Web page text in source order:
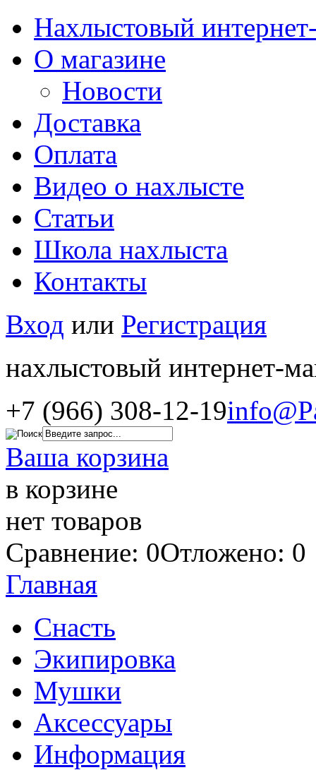
Нахлыстовый
О магазине
Новости
Доставка
Оплата
Видео о нахлысте
Статьи
Школа нахлыста
Контакты
Вход или Регистрация
нахлыстовый интернет-
+7 (966) 308-12-19
Ваша корзина
в корзине
нет товаров
Сравнение: 0Отложено: 0
Главная
Снасть
Экипировка
Мушки
Аксессуары
Информация